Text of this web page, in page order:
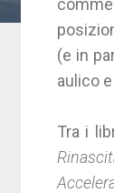
(e in
aulico
Tra i